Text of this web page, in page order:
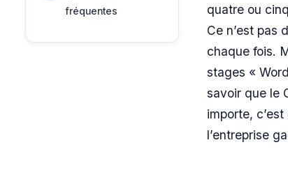
fréquentes
quatre ou
Ce n’est pas
chaque fois.
stages «
savoir que le
importe,
l’entreprise